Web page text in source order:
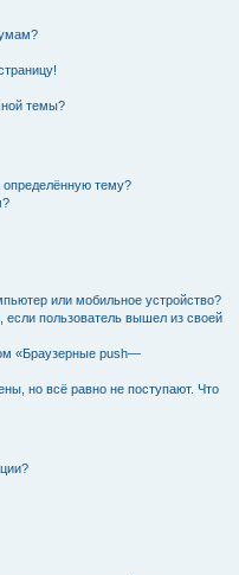
темы?
определённую тему?
или мобильное устройство?
если пользователь вышел из своей
«Браузерные push—
но всё равно не поступают. Что